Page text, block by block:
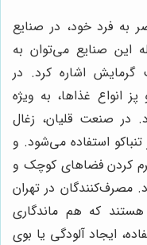
به فرد خود، در صنایع
این صنایع می‌توان به
اشاره کرد. در
انواع غذاها، به ویژه
در صنعت قلیان، زغال
استفاده می‌شود. و
کردن فضاهای کوچک و
مصرف‌کنندگان در تهران
هستند که هم ماندگاری
ایجاد آلودگی یا بوی